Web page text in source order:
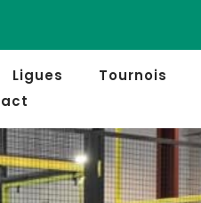
Ligues Tournois